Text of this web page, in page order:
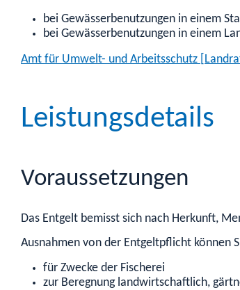
bei Gewässerbenutzungen in einem
bei Gewässerbenutzungen in einem
Amt für Umwelt- und Arbeitsschutz
Leistungsdetails
Voraussetzungen
Das Entgelt bemisst sich nach Herkunft,
Ausnahmen von der Entgeltpflicht können
für Zwecke der Fischerei
zur Beregnung landwirtschaftlich,